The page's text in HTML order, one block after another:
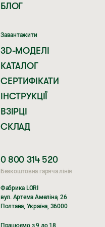
БЛОГ
Завантажити
3D-МОДЕЛІ
КАТАЛОГ
СЕРТИФІКАТИ
ІНСТРУКЦІЇ
ВЗІРЦІ
СКЛАД
0 800 314 520
Безкоштовна гаряча лінія
Фабрика LORI
вул. Артема Амеліна, 26
Полтава, Україна, 36000
Працюємо з 9 до 18